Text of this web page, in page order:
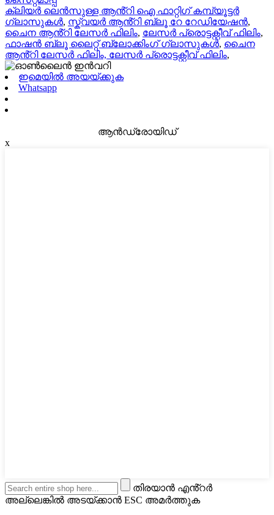
ക്ലിയർ ലെൻസുള്ള ആൻ്റി ഐ ഫാറ്റിഗ് കമ്പ്യൂട്ടർ
ഗ്ലാസുകൾ, സ്ക്വയർ ആൻ്റി ബ്ലൂ റേ റേഡിയേഷൻ,
ചൈന ആൻ്റി ലേസർ ഫിലിം, ലേസർ പ്രൊട്ടക്റ്റീവ് ഫിലിം,
ഫാഷൻ ബ്ലൂ ലൈറ്റ് ബ്ലോക്കിംഗ് ഗ്ലാസുകൾ, ചൈന
ആൻ്റി ലേസർ ഫിലിം, ലേസർ പ്രൊട്ടക്റ്റീവ് ഫിലിം,
ഇമെയിൽ അയയ്ക്കുക
Whatsapp
ആൻഡ്രോയിഡ്
x
തിരയാൻ എൻ്റർ
അല്ലെങ്കിൽ അടയ്ക്കാൻ ESC അമർത്തുക